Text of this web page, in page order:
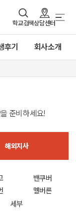
학교검색상담센터
후기 회사소개
준비하세요!
해외지사
밴쿠버
멜버른
세부